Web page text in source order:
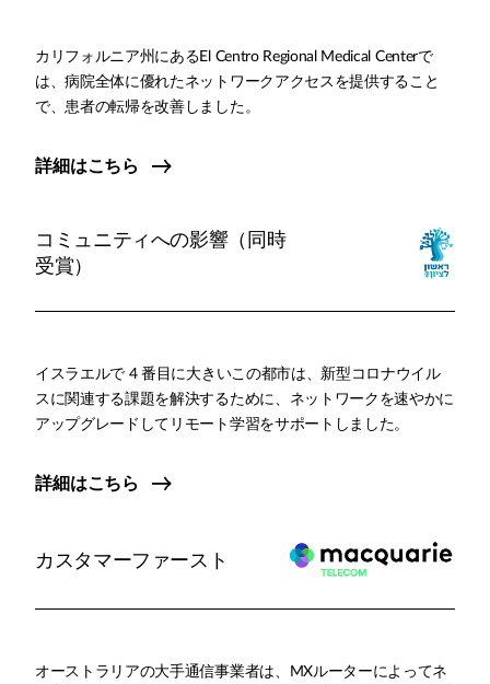
カリフォルニア州にあるEl Centro Regional Medical Centerで
は、病院全体に優れたネットワークアクセスを提供すること
で、患者の転帰を改善しました。
詳細はこちら
コミュニティへの影響（同時
受賞）
イスラエルで 4 番目に大きいこの都市は、新型コロナウイル
スに関連する課題を解決するために、ネットワークを速やかに
アップグレードしてリモート学習をサポートしました。
詳細はこちら
カスタマーファースト
オーストラリアの大手通信事業者は、MXルーターによってネ